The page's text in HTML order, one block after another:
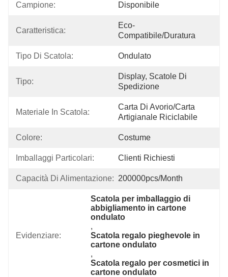
Campione: Disponibile
Caratteristica:
Eco-
Compatibile/duratura
Tipo Di Scatola: Ondulato
Tipo:
Display, Scatole Di
Spedizione
Materiale In Scatola:
Carta Di Avorio/carta
Artigianale Riciclabile
Colore: Costume
Imballaggi Particolari: Clienti Richiesti
Capacità Di Alimentazione: 200000pcs/month
Evidenziare:
Scatola per imballaggio di
abbigliamento in cartone
ondulato
,
Scatola regalo pieghevole in
cartone ondulato
,
Scatola regalo per cosmetici in
cartone ondulato